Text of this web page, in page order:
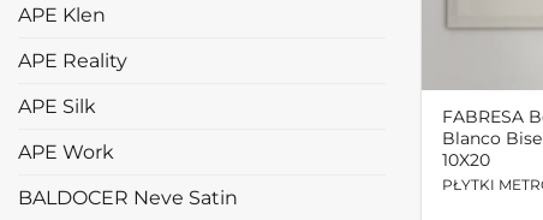
APE Klen
APE Reality
APE Silk
APE Work
BALDOCER Neve Satin
FABRESA
Blanco
10X20
PŁYTKI